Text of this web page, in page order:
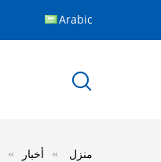
Arabic
منزل أخبار